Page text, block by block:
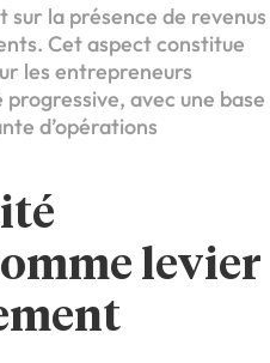
sur la présence de revenus
Cet aspect constitue
les entrepreneurs
avec une base
d’opérations
levier